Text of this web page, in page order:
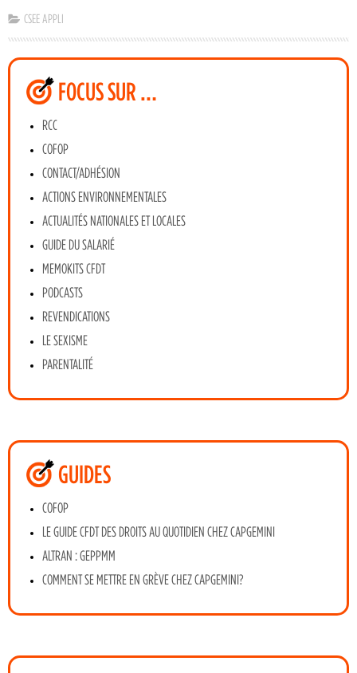
CSEE APPLI
FOCUS SUR …
RCC
COFOP
CONTACT/ADHÉSION
ACTIONS ENVIRONNEMENTALES
ACTUALITÉS NATIONALES ET LOCALES
GUIDE DU SALARIÉ
MEMOKITS CFDT
PODCASTS
REVENDICATIONS
LE SEXISME
PARENTALITÉ
GUIDES
COFOP
LE GUIDE CFDT DES DROITS AU QUOTIDIEN CHEZ CAPGEMINI
ALTRAN : GEPPMM
COMMENT SE METTRE EN GRÈVE CHEZ CAPGEMINI?